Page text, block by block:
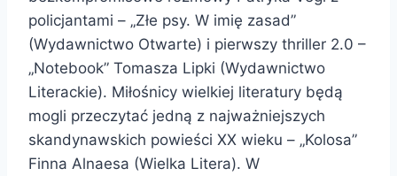
policjantami – „Złe psy. W imię zasad”
(Wydawnictwo Otwarte) i pierwszy thriller 2.0 –
„Notebook” Tomasza Lipki (Wydawnictwo
Literackie). Miłośnicy wielkiej literatury będą
mogli przeczytać jedną z najważniejszych
skandynawskich powieści XX wieku – „Kolosa”
Finna Alnaesa (Wielka Litera). W